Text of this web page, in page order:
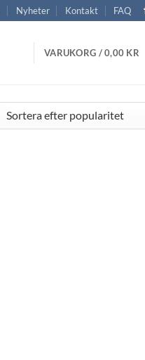
Nyheter Kontakt FAQ
VARUKORG /0,00 KR